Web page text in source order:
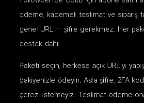
ödeme, kademeli teslimat ve sipariş
genel URL — şifre gerekmez. Her
destek dahil.
Paketi seçin, herkese açık URL'yi
bakiyenizle ödeyin. Asla şifre, 2FA
çerezi istemeyiz. Teslimat ödeme